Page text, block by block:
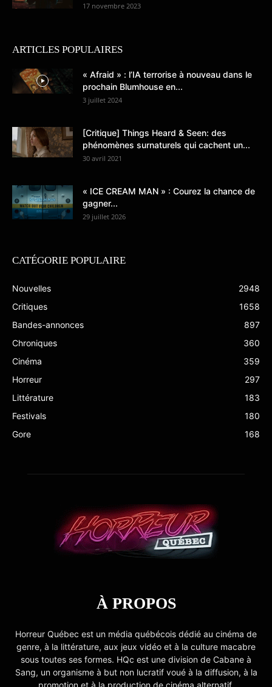
17 novembre 2023
ARTICLES POPULAIRES
« Afraid » : l’IA terrorise à nouveau dans le
prochain Blumhouse en...
3 juillet 2024
[Critique] Things Heard & Seen: des
phénomènes surnaturels qui cachent un...
30 avril 2021
« ICE CREAM MAN » : Courez la chance de
gagner...
29 juillet 2026
CATÉGORIE POPULAIRE
Nouvelles
2948
Critiques
1658
Bandes-annonces
897
Chroniques
360
Cinéma
359
Horreur
297
Littérature
183
Festivals
180
Gore
168
À PROPOS
Horreur Québec est un média québécois dédié au cinéma de
genre, à la littérature, aux jeux vidéo et à la culture macabre
sous toutes ses formes. HQc est une division de Cabane à
Sang, un organisme à but non lucratif voué à la diffusion, à la
promotion et à la production de cinéma alternatif.